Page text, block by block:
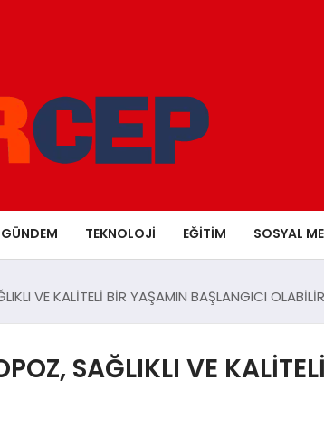
GÜNDEM TEKNOLOJI EĞITIM SOSYAL
VE KALİTELİ BİR YAŞAMIN BAŞLANGICI
SAĞLIKLI VE